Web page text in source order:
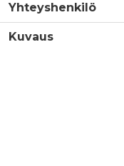
Yhteyshenkilö
Kuvaus